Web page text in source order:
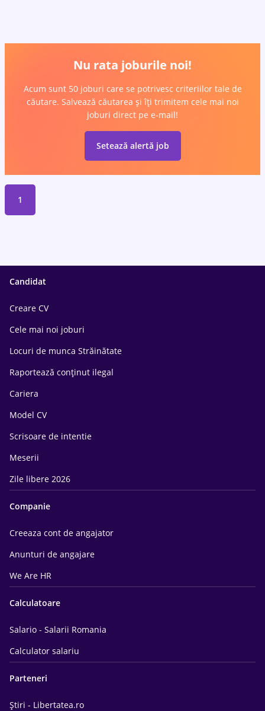
Nu rata joburile noi!
Acum sunt 50 joburi care se potrivesc criteriilor tale de
căutare. Salvează căutarea și îți trimitem cele mai noi
joburi direct pe e-mail!
Setează alertă job
1
Candidat
Creare CV
Cele mai noi joburi
Locuri de munca Străinătate
Raportează conținut ilegal
Cariera
Model CV
Scrisoare de intentie
Meserii
Zile libere 2026
Companie
Creeaza cont de angajator
Anunturi de angajare
We Are HR
Calculatoare
Salario - Salarii Romania
Calculator salariu
Parteneri
Știri - Libertatea.ro